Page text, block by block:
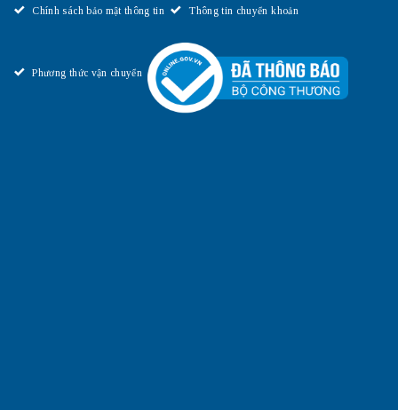
Chính sách bảo mật thông tin Thông tin chuyển khoản
Phương thức vận chuyển